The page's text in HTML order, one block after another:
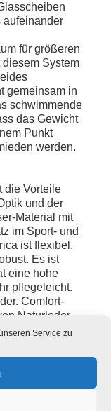
Service zu
aufeinander
für größeren
diesem System
gemeinsam in
schwimmende
das Gewicht
Punkt
werden.
die Vorteile
und der
Material mit
im Sport- und
ist flexibel,
Es ist
eine hohe
pflegeleicht.
Comfort-
Naturleder
noch
werden